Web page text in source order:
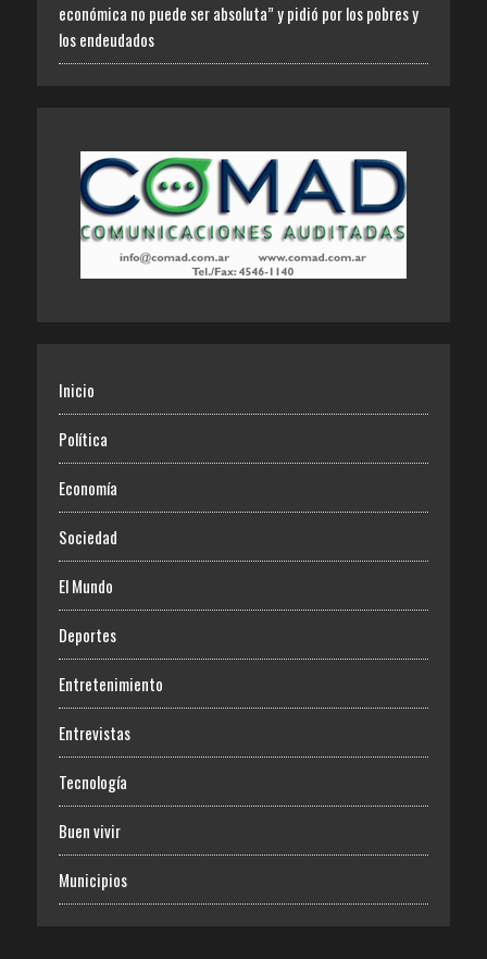
económica no puede ser absoluta” y pidió por los pobres y
los endeudados
Inicio
Política
Economía
Sociedad
El Mundo
Deportes
Entretenimiento
Entrevistas
Tecnología
Buen vivir
Municipios